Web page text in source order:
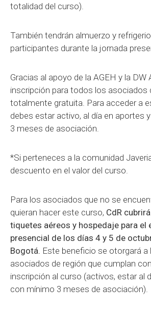
totalidad del curso).
También tendrán almuerzo y
participantes durante la jornada
Gracias al apoyo de la AGEH y la DW
inscripción para todos los asociados
totalmente gratuita. Para acceder a
debes estar activo, al día en aportes
3 meses de asociación.
*Si perteneces a la comunidad
descuento en el valor del curso.
Para los asociados que no se
quieran hacer este curso, CdR
tiquetes aéreos y hospedaje para el
presencial de los días 4 y 5 de
Bogotá. Este beneficio se otorgará a
asociados de región que cumplan
inscripción al curso (activos, estar al
con mínimo 3 meses de asociación).